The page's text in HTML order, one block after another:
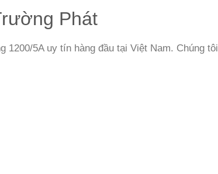
Phát
5A uy tín hàng đầu tại Việt Nam. Chúng tôi